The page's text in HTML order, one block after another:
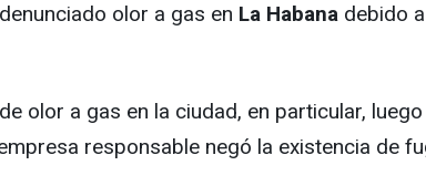
olor a gas en La Habana debido
olor a gas en la ciudad, en particular,
responsable negó la existencia de